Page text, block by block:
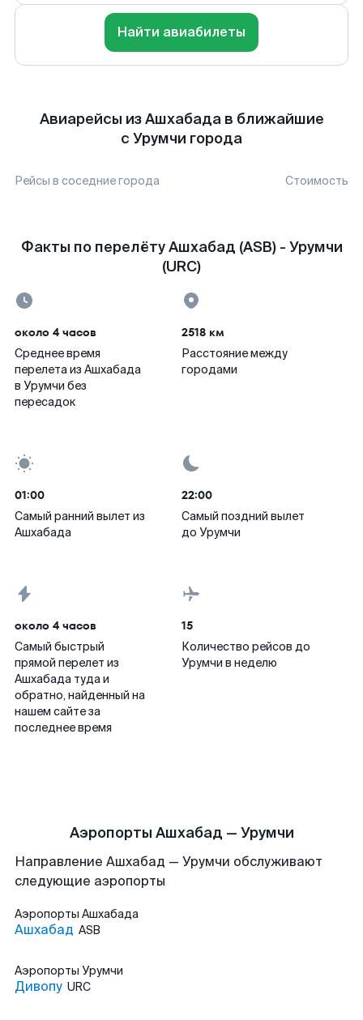
Найти авиабилеты
Авиарейсы из Ашхабада в ближайшие
с Урумчи города
Рейсы в соседние города Стоимость
Факты по перелёту Ашхабад (ASB) - Урумчи
(URC)
около 4 часов
Среднее время
перелета из Ашхабада
в Урумчи без
пересадок
2518 км
Расстояние между
городами
01:00
Самый ранний вылет из
Ашхабада
22:00
Самый поздний вылет
до Урумчи
около 4 часов
Самый быстрый
прямой перелет из
Ашхабада туда и
обратно, найденный на
нашем сайте за
последнее время
15
Количество рейсов до
Урумчи в неделю
Аэропорты Ашхабад — Урумчи
Направление Ашхабад — Урумчи обслуживают
следующие аэропорты
Аэропорты Ашхабада
Ашхабад ASB
Аэропорты Урумчи
Дивопу URC